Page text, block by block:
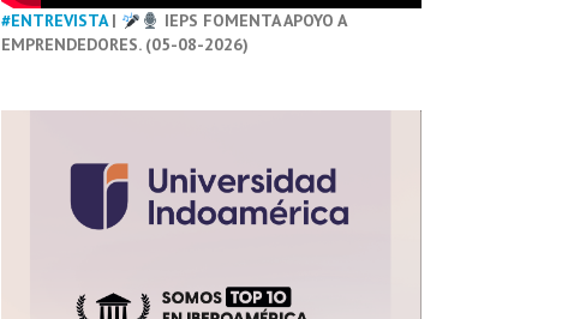
#ENTREVISTA|
IEPS FOMENTA APOYO A
EMPRENDEDORES. (05-08-2026)